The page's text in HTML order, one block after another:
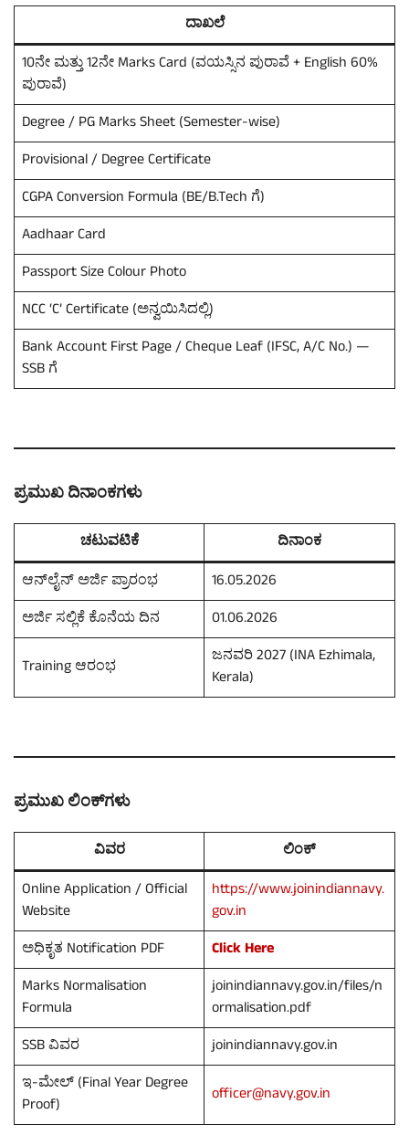
ದಾಖಲೆ
10ನೇ ಮತ್ತು 12ನೇ Marks Card (ವಯಸ್ಸಿನ ಪುರಾವೆ + English 60%
ಪುರಾವೆ)
Degree / PG Marks Sheet (Semester-wise)
Provisional / Degree Certificate
CGPA Conversion Formula (BE/B.Tech ಗೆ)
Aadhaar Card
Passport Size Colour Photo
NCC ‘C’ Certificate (ಅನ್ವಯಿಸಿದಲ್ಲಿ)
Bank Account First Page / Cheque Leaf (IFSC, A/C No.) —
SSB ಗೆ
ಪ್ರಮುಖ ದಿನಾಂಕಗಳು
ಚಟುವಟಿಕೆ
ದಿನಾಂಕ
ಆನ್‌ಲೈನ್ ಅರ್ಜಿ ಪ್ರಾರಂಭ
16.05.2026
ಅರ್ಜಿ ಸಲ್ಲಿಕೆ ಕೊನೆಯ ದಿನ
01.06.2026
Training ಆರಂಭ
ಜನವರಿ 2027 (INA Ezhimala,
Kerala)
ಪ್ರಮುಖ ಲಿಂಕ್‌ಗಳು
ವಿವರ
ಲಿಂಕ್
Online Application / Official
Website
https://www.joinindiannavy.
gov.in
ಅಧಿಕೃತ Notification PDF
Click Here
Marks Normalisation
Formula
joinindiannavy.gov.in/files/n
ormalisation.pdf
SSB ವಿವರ
joinindiannavy.gov.in
ಇ-ಮೇಲ್ (Final Year Degree
Proof)
officer@navy.gov.in